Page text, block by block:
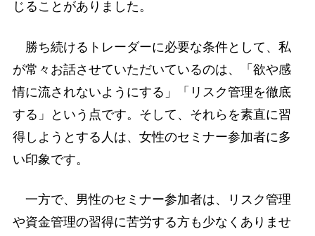
じることがありました。
勝ち続けるトレーダーに必要な条件として、私
が常々お話させていただいているのは、「欲や感
情に流されないようにする」「リスク管理を徹底
する」という点です。そして、それらを素直に習
得しようとする人は、女性のセミナー参加者に多
い印象です。
一方で、男性のセミナー参加者は、リスク管理
や資金管理の習得に苦労する方も少なくありませ